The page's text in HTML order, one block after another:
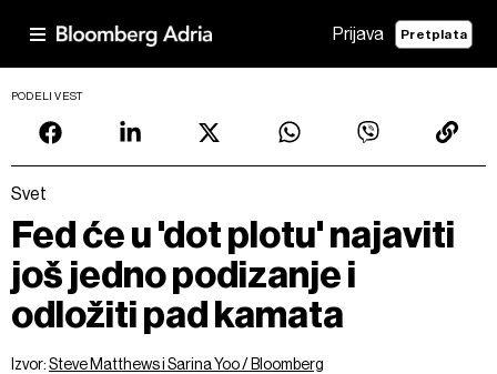
Prijava Pretplata
PODELI VEST
Svet
Fed će u 'dot plotu' najaviti
još jedno podizanje i
odložiti pad kamata
Izvor:Steve Matthews i Sarina Yoo / Bloomberg